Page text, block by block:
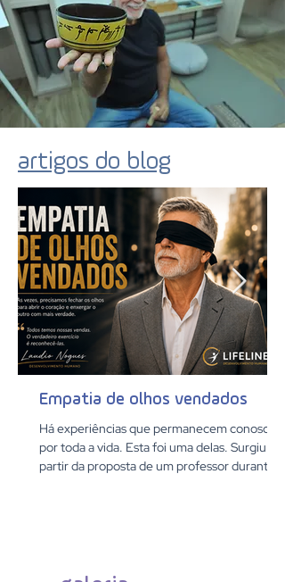
artigos do blog
Empatia de olhos vendados
Há experiências que permanecem conosco
por toda a vida. Esta foi uma delas. Surgiu a
partir da proposta de um professor durante o
que aquela dinâmica poderia me oferecer.